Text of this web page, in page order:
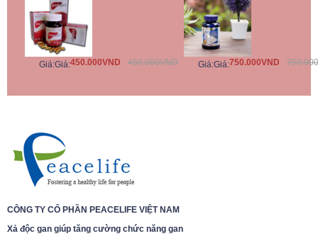
Giá:Giá:450.000VND 450.000VND Giá:Giá:750.000VND
CÔNG TY CỔ PHẦN PEACELIFE VIỆT NAM
Xả độc gan giúp tăng cường chức năng gan